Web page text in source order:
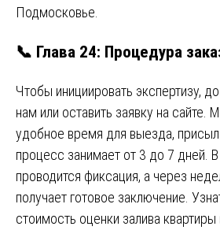
Подмосковье.
📞 Глава 24: Процедура
Чтобы инициировать экспертизу,
нам или оставить заявку на сайте.
удобное время для выезда,
процесс занимает от 3 до 7 дней.
проводится фиксация, а через
получает готовое заключение.
стоимость оценки залива